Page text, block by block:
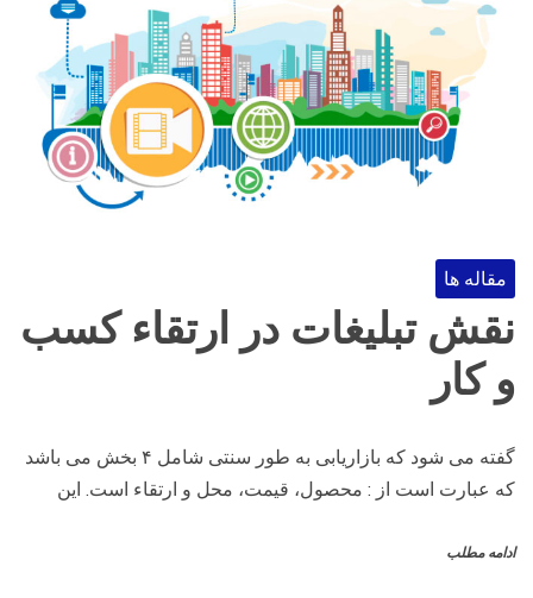
مقاله ها
نقش تبلیغات در ارتقاء کسب
و کار
گفته می شود که بازاریابی به طور سنتی شامل ۴ بخش می باشد
که عبارت است از : محصول، قیمت، محل و ارتقاء است. این
ادامه مطلب